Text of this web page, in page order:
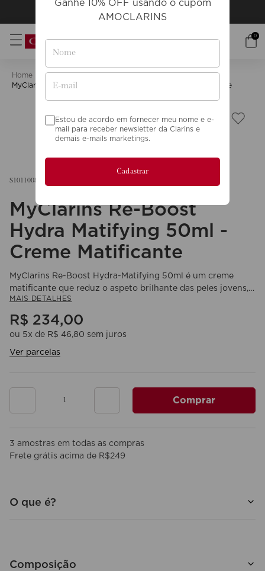
Frete grátis acima de R$249
0
Ganhe 10% OFF usando o cupom
AMOCLARINS
Estou de acordo em fornecer meu nome e e-
mail para receber newsletter da Clarins e
demais e-mails marketings.
Cadastrar
Skincare Rosto
My Clarins
MyClarins Re-Boost Hydra Matifying 50ml - Creme Matificante
S1011008
MyClarins Re-Boost
Hydra Matifying 50ml -
Creme Matificante
MyClarins Re-Boost Hydra-Matifying 50ml é um creme
matificante que reduz o aspeto brilhante das peles jovens,
mistas a oleosas. Formulado com o [Healthy Plant
Complex]: água de coco orgânica e um extrato de rosa dos
Alpes orgânicos para uma pele saudavelmente luminosa.
Enriquecido com um extrato de medronheiro orgânico para
uma pele matificada de forma imediata e durável. Textura
MAIS DETALHES
R$ 234,00
ou 5x de R$ 46,80 sem juros
Ver parcelas
Comprar
3 amostras em todas as compras
Frete grátis acima de R$249
O que é?
Composição